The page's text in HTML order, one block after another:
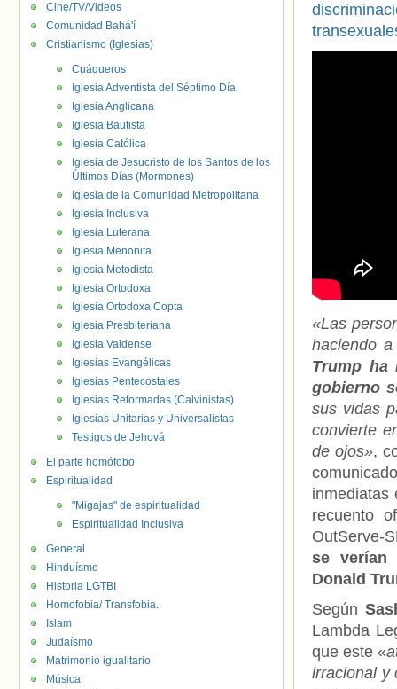
«Las
haciendo
Trump ha
gobierno
sus vidas
convierte
de ojos»,
inmediatas
recuento
OutServe-
se verían
Donald
Según
Lambda
que este «
irracional y
Cine/TV/Videos
Comunidad Bahá'í
Cristianismo (Iglesias)
Cuáqueros
Iglesia Adventista del Séptimo Día
Iglesia Anglicana
Iglesia Bautista
Iglesia Católica
Iglesia de Jesucristo de los Santos de los
Últimos Días (Mormones)
Iglesia de la Comunidad Metropolitana
Iglesia Inclusiva
Iglesia Luterana
Iglesia Menonita
Iglesia Metodista
Iglesia Ortodoxa
Iglesia Ortodoxa Copta
Iglesia Presbiteriana
Iglesia Valdense
Iglesias Evangélicas
Iglesias Pentecostales
Iglesias Reformadas (Calvinistas)
Iglesias Unitarias y Universalistas
Testigos de Jehová
El parte homófobo
Espiritualidad
"Migajas" de espiritualidad
Espiritualidad Inclusiva
General
Hinduísmo
Historia LGTBI
Homofobia/ Transfobia.
Islam
Judaísmo
Matrimonio igualitario
Música